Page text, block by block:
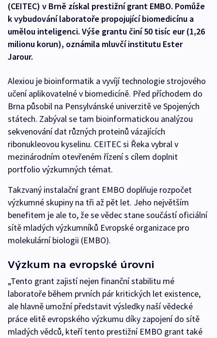
(CEITEC) v Brně získal prestižní grant EMBO. Pomůže
k vybudování laboratoře propojující biomedicínu a
umělou inteligenci. Výše grantu činí 50 tisíc eur (1,26
milionu korun), oznámila mluvčí institutu Ester
Jarour.
Alexiou je bioinformatik a vyvíjí technologie strojového
učení aplikovatelné v biomedicíně. Před příchodem do
Brna působil na Pensylvánské univerzitě ve Spojených
státech. Zabýval se tam bioinformatickou analýzou
sekvenování dat různých proteinů vázajících
ribonukleovou kyselinu. CEITEC si Řeka vybral v
mezinárodním otevřeném řízení s cílem doplnit
portfolio výzkumných témat.
Takzvaný instalační grant EMBO doplňuje rozpočet
výzkumné skupiny na tři až pět let. Jeho největším
benefitem je ale to, že se vědec stane součástí oficiální
sítě mladých výzkumníků Evropské organizace pro
molekulární biologii (EMBO).
Výzkum na evropské úrovni
„Tento grant zajistí nejen finanční stabilitu mé
laboratoře během prvních pár kritických let existence,
ale hlavně umožní představit výsledky naší vědecké
práce elitě evropského výzkumu díky zapojení do sítě
mladých vědců, kteří tento prestižní EMBO grant také